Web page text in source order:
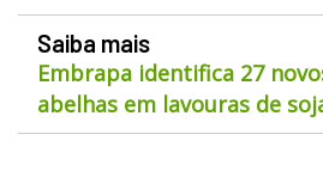
Saiba mais
Embrapa identifica 27
abelhas em lavouras de